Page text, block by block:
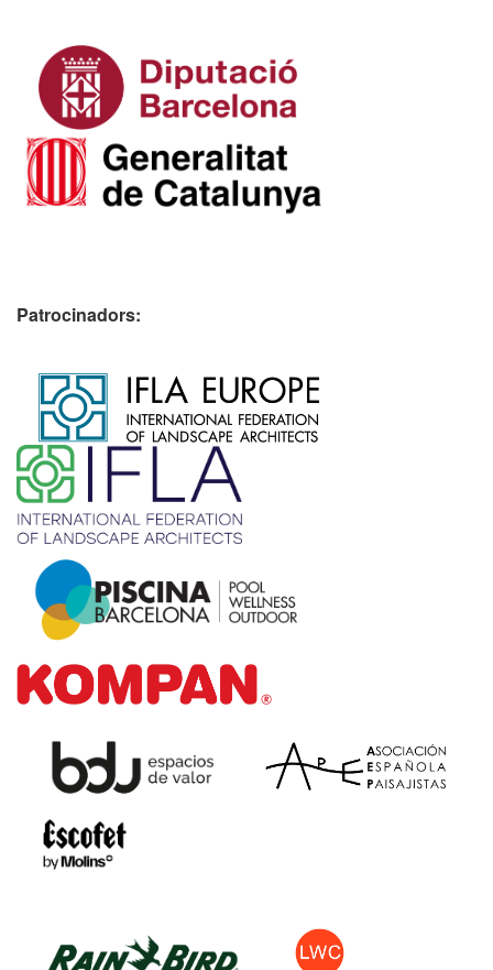
Patrocinadors: